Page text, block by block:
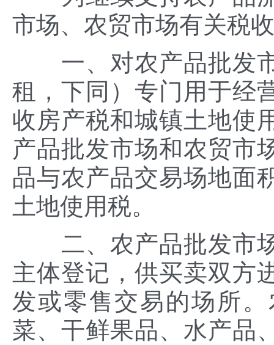
市场、农贸市场有关税
一、对农产品批发市
租，下同）专门用于经
收房产税和城镇土地使
产品批发市场和农贸市
品与农产品交易场地面
土地使用税。
二、农产品批发市场
主体登记，供买卖双方
发或零售交易的场所
菜、干鲜果品、水产品